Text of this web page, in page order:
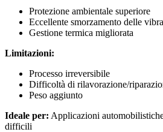
Protezione ambientale superiore
Eccellente smorzamento delle
Gestione termica migliorata
Limitazioni:
Processo irreversibile
Difficoltà di rilavorazione/
Peso aggiunto
Ideale per: Applicazioni
difficili